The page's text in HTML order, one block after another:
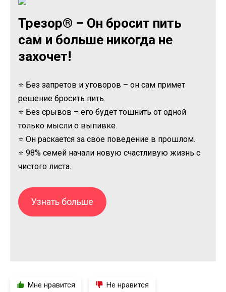
Трезор® – Он бросит пить
сам и больше никогда не
захочет!
⭐ Без запретов и уговоров – он сам примет
решение бросить пить.
⭐ Без срывов – его будет тошнить от одной
только мысли о выпивке.
⭐ Он раскается за свое поведение в прошлом.
⭐ 98% семей начали новую счастливую жизнь с
чистого листа.
Узнать больше
Мне нравится Не нравится